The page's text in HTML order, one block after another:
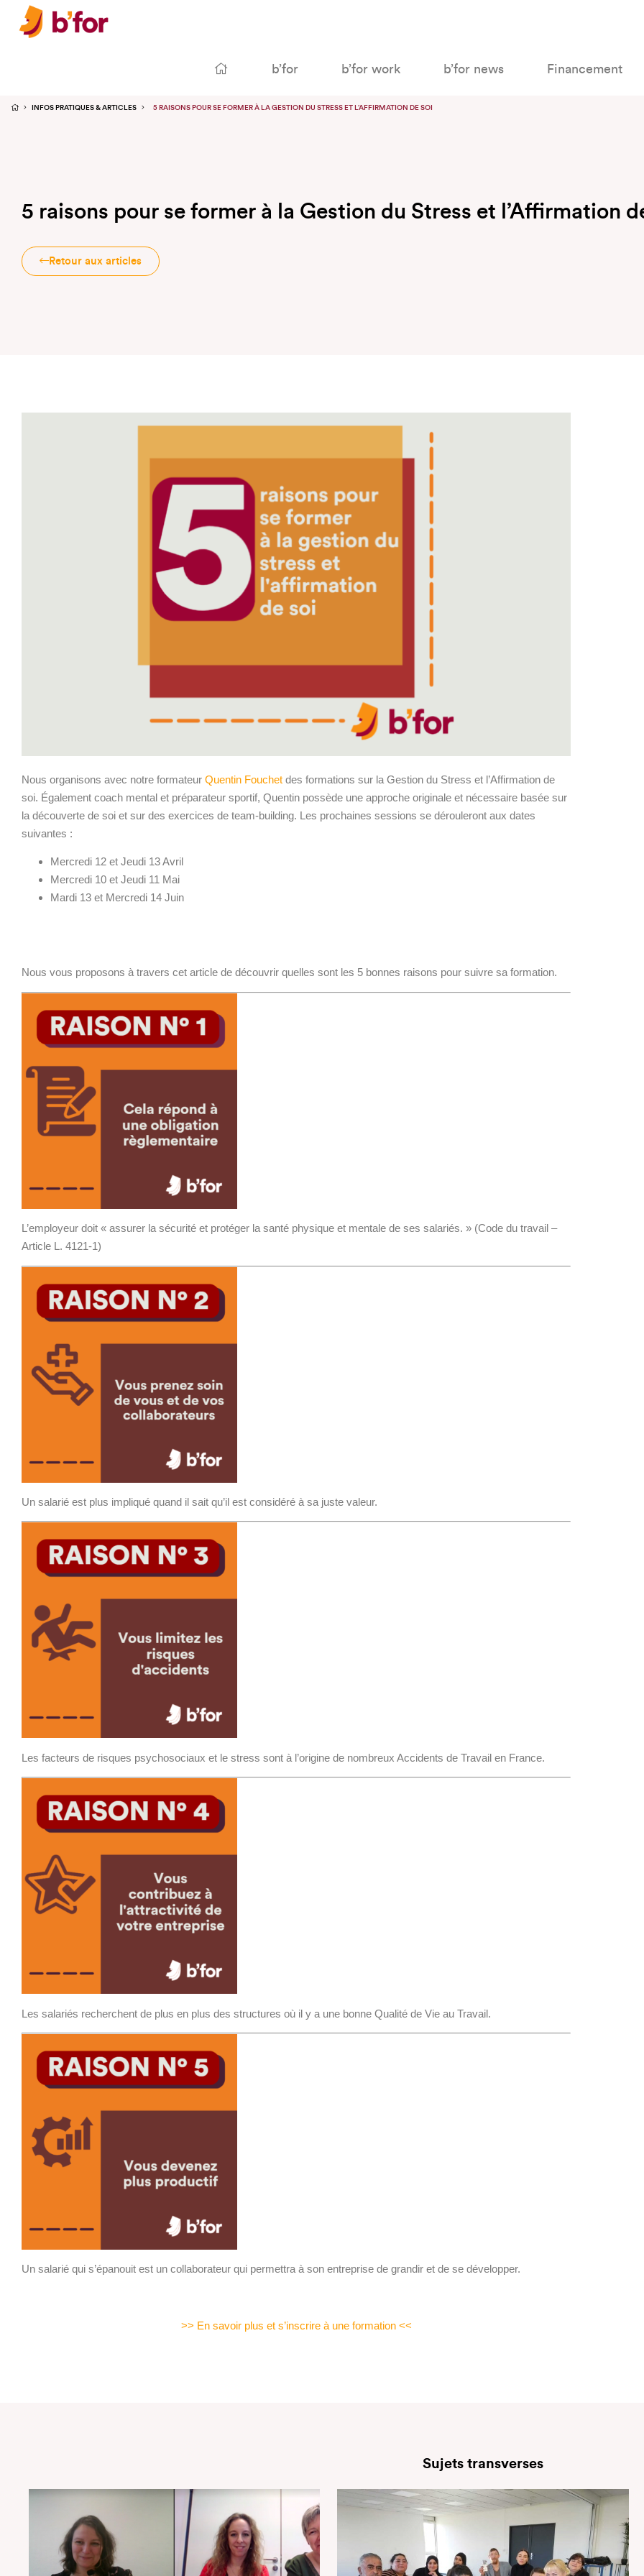
b’for b’for work b’for news Financement
INFOS PRATIQUES & ARTICLES 5 RAISONS POUR SE FORMER À LA GESTION DU STRESS ET L’AFFIRMATION DE SOI
5 raisons pour se former à la Gestion du Stress et l’Affirmation
Retour aux articles
Nous organisons avec notre formateur Quentin Fouchet des formations sur la Gestion du Stress et l’Affirmation de
soi. Également coach mental et préparateur sportif, Quentin possède une approche originale et nécessaire basée sur
la découverte de soi et sur des exercices de team-building. Les prochaines sessions se dérouleront aux dates
suivantes :
Mercredi 12 et Jeudi 13 Avril
Mercredi 10 et Jeudi 11 Mai
Mardi 13 et Mercredi 14 Juin
Nous vous proposons à travers cet article de découvrir quelles sont les 5 bonnes raisons pour suivre sa formation.
L’employeur doit « assurer la sécurité et protéger la santé physique et mentale de ses salariés. » (Code du travail –
Article L. 4121-1)
Un salarié est plus impliqué quand il sait qu’il est considéré à sa juste valeur.
Les facteurs de risques psychosociaux et le stress sont à l’origine de nombreux Accidents de Travail en France.
Les salariés recherchent de plus en plus des structures où il y a une bonne Qualité de Vie au Travail.
Un salarié qui s’épanouit est un collaborateur qui permettra à son entreprise de grandir et de se développer.
>> En savoir plus et s’inscrire à une formation <<
Sujets transverses